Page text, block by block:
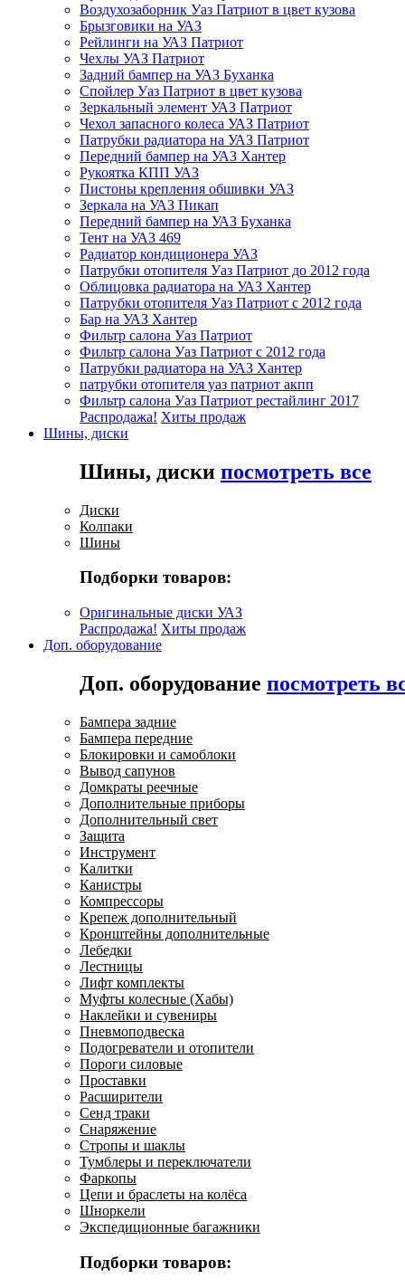
Воздухозаборник Уаз Патриот в цвет кузова
Брызговики на УАЗ
Рейлинги на УАЗ Патриот
Чехлы УАЗ Патриот
Задний бампер на УАЗ Буханка
Спойлер Уаз Патриот в цвет кузова
Зеркальный элемент УАЗ Патриот
Чехол запасного колеса УАЗ Патриот
Патрубки радиатора на УАЗ Патриот
Передний бампер на УАЗ Хантер
Рукоятка КПП УАЗ
Пистоны крепления обшивки УАЗ
Зеркала на УАЗ Пикап
Передний бампер на УАЗ Буханка
Тент на УАЗ 469
Радиатор кондиционера УАЗ
Патрубки отопителя Уаз Патриот до 2012 года
Облицовка радиатора на УАЗ Хантер
Патрубки отопителя Уаз Патриот с 2012 года
Бар на УАЗ Хантер
Фильтр салона Уаз Патриот
Фильтр салона Уаз Патриот с 2012 года
Патрубки радиатора на УАЗ Хантер
патрубки отопителя уаз патриот акпп
Фильтр салона Уаз Патриот рестайлинг 2017
Распродажа! Хиты продаж
Шины, диски
Шины, диски посмотреть все
Диски
Колпаки
Шины
Подборки товаров:
Оригинальные диски УАЗ
Распродажа! Хиты продаж
Доп. оборудование
Доп. оборудование посмотреть
Бампера задние
Бампера передние
Блокировки и самоблоки
Вывод сапунов
Домкраты реечные
Дополнительные приборы
Дополнительный свет
Защита
Инструмент
Калитки
Канистры
Компрессоры
Крепеж дополнительный
Кронштейны дополнительные
Лебедки
Лестницы
Лифт комплекты
Муфты колесные (Хабы)
Наклейки и сувениры
Пневмоподвеска
Подогреватели и отопители
Пороги силовые
Проставки
Расширители
Сенд траки
Снаряжение
Стропы и шаклы
Тумблеры и переключатели
Фаркопы
Цепи и браслеты на колёса
Шноркели
Экспедиционные багажники
Подборки товаров: